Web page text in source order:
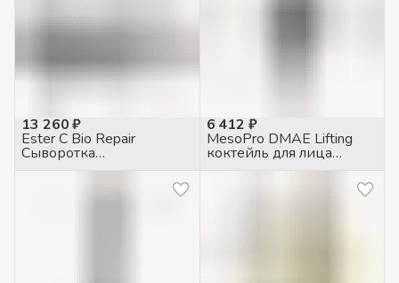
13 260 ₽
Ester C Bio Repair
Сыворотка
восстанавливающая,
6 412 ₽
MesoPro DMAE Lifting
коктейль для лица
укрепляющий, 5мл